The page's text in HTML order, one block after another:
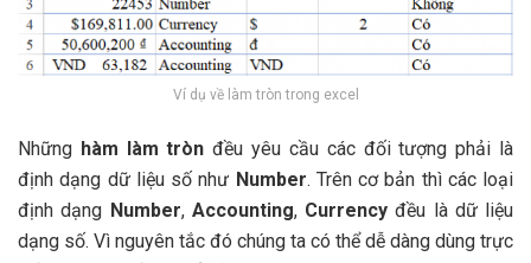
Ví dụ về làm tròn trong excel
Những hàm làm tròn đều yêu cầu các đối tượng phải là
định dạng dữ liệu số như Number. Trên cơ bản thì các loại
định dạng Number, Accounting, Currency đều là dữ liệu
dạng số. Vì nguyên tắc đó chúng ta có thể dễ dàng dùng trực